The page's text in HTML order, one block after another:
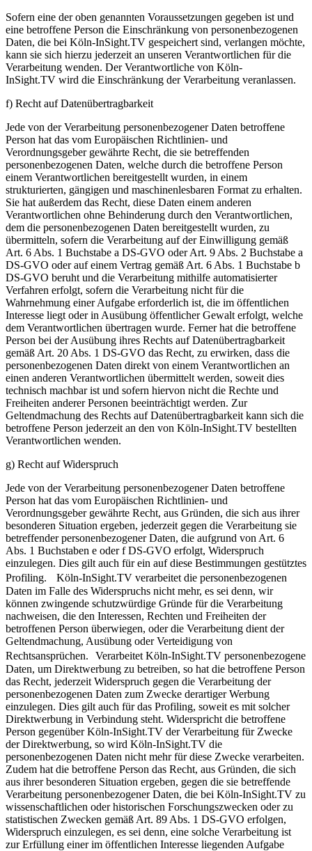
Sofern eine der oben genannten Voraussetzungen gegeben ist und
eine betroffene Person die Einschränkung von personenbezogenen
Daten, die bei Köln-InSight.TV gespeichert sind, verlangen möchte,
kann sie sich hierzu jederzeit an unseren Verantwortlichen für die
Verarbeitung wenden. Der Verantwortliche von Köln-
InSight.TV wird die Einschränkung der Verarbeitung veranlassen.
f) Recht auf Datenübertragbarkeit
Jede von der Verarbeitung personenbezogener Daten betroffene
Person hat das vom Europäischen Richtlinien- und
Verordnungsgeber gewährte Recht, die sie betreffenden
personenbezogenen Daten, welche durch die betroffene Person
einem Verantwortlichen bereitgestellt wurden, in einem
strukturierten, gängigen und maschinenlesbaren Format zu erhalten.
Sie hat außerdem das Recht, diese Daten einem anderen
Verantwortlichen ohne Behinderung durch den Verantwortlichen,
dem die personenbezogenen Daten bereitgestellt wurden, zu
übermitteln, sofern die Verarbeitung auf der Einwilligung gemäß
Art. 6 Abs. 1 Buchstabe a DS-GVO oder Art. 9 Abs. 2 Buchstabe a
DS-GVO oder auf einem Vertrag gemäß Art. 6 Abs. 1 Buchstabe b
DS-GVO beruht und die Verarbeitung mithilfe automatisierter
Verfahren erfolgt, sofern die Verarbeitung nicht für die
Wahrnehmung einer Aufgabe erforderlich ist, die im öffentlichen
Interesse liegt oder in Ausübung öffentlicher Gewalt erfolgt, welche
dem Verantwortlichen übertragen wurde. Ferner hat die betroffene
Person bei der Ausübung ihres Rechts auf Datenübertragbarkeit
gemäß Art. 20 Abs. 1 DS-GVO das Recht, zu erwirken, dass die
personenbezogenen Daten direkt von einem Verantwortlichen an
einen anderen Verantwortlichen übermittelt werden, soweit dies
technisch machbar ist und sofern hiervon nicht die Rechte und
Freiheiten anderer Personen beeinträchtigt werden. Zur
Geltendmachung des Rechts auf Datenübertragbarkeit kann sich die
betroffene Person jederzeit an den von Köln-InSight.TV bestellten
Verantwortlichen wenden.
g) Recht auf Widerspruch
Jede von der Verarbeitung personenbezogener Daten betroffene
Person hat das vom Europäischen Richtlinien- und
Verordnungsgeber gewährte Recht, aus Gründen, die sich aus ihrer
besonderen Situation ergeben, jederzeit gegen die Verarbeitung sie
betreffender personenbezogener Daten, die aufgrund von Art. 6
Abs. 1 Buchstaben e oder f DS-GVO erfolgt, Widerspruch
einzulegen. Dies gilt auch für ein auf diese Bestimmungen gestütztes
Profiling. Köln-InSight.TV verarbeitet die personenbezogenen
Daten im Falle des Widerspruchs nicht mehr, es sei denn, wir
können zwingende schutzwürdige Gründe für die Verarbeitung
nachweisen, die den Interessen, Rechten und Freiheiten der
betroffenen Person überwiegen, oder die Verarbeitung dient der
Geltendmachung, Ausübung oder Verteidigung von
Rechtsansprüchen. Verarbeitet Köln-InSight.TV personenbezogene
Daten, um Direktwerbung zu betreiben, so hat die betroffene Person
das Recht, jederzeit Widerspruch gegen die Verarbeitung der
personenbezogenen Daten zum Zwecke derartiger Werbung
einzulegen. Dies gilt auch für das Profiling, soweit es mit solcher
Direktwerbung in Verbindung steht. Widerspricht die betroffene
Person gegenüber Köln-InSight.TV der Verarbeitung für Zwecke
der Direktwerbung, so wird Köln-InSight.TV die
personenbezogenen Daten nicht mehr für diese Zwecke verarbeiten.
Zudem hat die betroffene Person das Recht, aus Gründen, die sich
aus ihrer besonderen Situation ergeben, gegen die sie betreffende
Verarbeitung personenbezogener Daten, die bei Köln-InSight.TV zu
wissenschaftlichen oder historischen Forschungszwecken oder zu
statistischen Zwecken gemäß Art. 89 Abs. 1 DS-GVO erfolgen,
Widerspruch einzulegen, es sei denn, eine solche Verarbeitung ist
zur Erfüllung einer im öffentlichen Interesse liegenden Aufgabe